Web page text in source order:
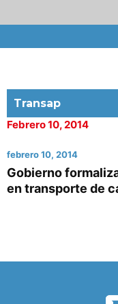
Transap
Febrero 10, 2014
febrero 10, 2014
Gobierno
en transporte de